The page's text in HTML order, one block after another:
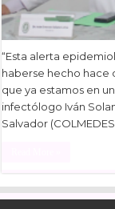
“Esta alerta
haberse hecho hace
que ya estamos en
infectólogo Iván
Salvador